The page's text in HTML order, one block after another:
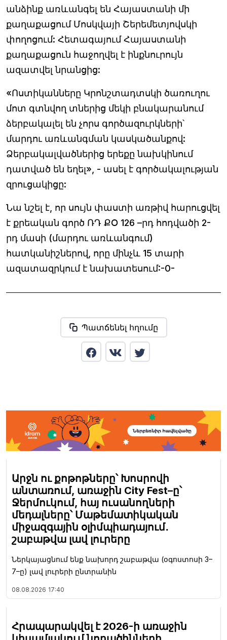
անձինք առևանգել են Հայաստանի մի
քաղաքացում Մոսկվայի Շերեմետյովսկի
փողոցում: Հետագայում Հայաստանի
քաղաքացուն հաջողվել է ինքնուրույն
ազատվել նրանցից:
«Ոստիկանները Կրոնշտադտսկի ծառուղու
մոտ գտնվող տներից մեկի բնակարանում
ձերբակալել են չորս գործազուրկների՝
մարդու առևանգման կասկածանքով:
Ձերբակալվածներից երեքը նախկինում
դատված են եղել», - ասել է գործակալության
զրուցակիցը:
Նա նշել է, որ սույն փաստի առթիվ հարուցվել
է քրեական գործ ՌԴ ՔՕ 126 –րդ հոդվածի 2-
րդ մասի (մարդու առևանգում)
հատկանիշներով, որը մինչև 15 տարի
ազատազրկում է նախատեսում:-0-
Պատճենել հղումը
Արջն ու քոթոթները՝ Խոսրովի
անտառում, առաջին City Fest–ը՝
Ջերմուկում, հայ ուսանողների
մեդալները՝ Մաթեմատիկական
միջազգային օլիմպիադայում․
շաբաթվա լավ լուրերը
Ներկայացնում ենք նախորդ շաբաթվա (օգոստոսի 3–
7–ը) լավ լուրերի ընտրանին
08.08.2026 17:40
Հրապարակվել է 2026-ի առաջին